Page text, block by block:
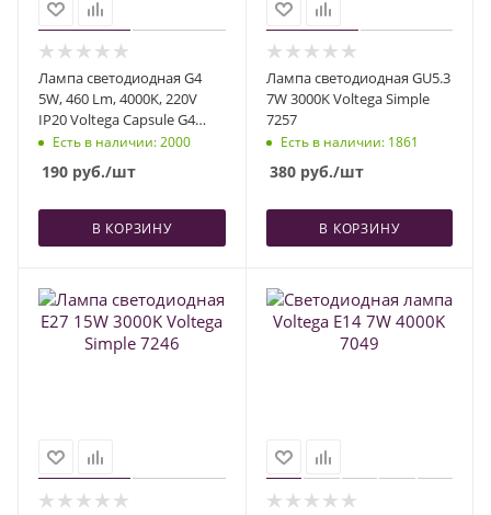
Лампа светодиодная G4
5W, 460 Lm, 4000K, 220V
IP20 Voltega Capsule G4
7184Есть в наличии: 2000
190 руб./шт
В КОРЗИНУ
Лампа светодиодная GU5.3
7W 3000K Voltega Simple
7257
Есть в наличии: 1861
380руб./шт
В КОРЗИНУ